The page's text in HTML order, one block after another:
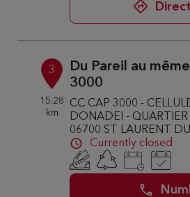
3
15.28
km
Du Pareil au
3000
CC CAP 3000 -
DONADEI -
06700 ST LAURENT
Currently closed